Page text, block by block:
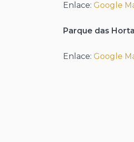
Enlace: Google
Parque das
Enlace: Google